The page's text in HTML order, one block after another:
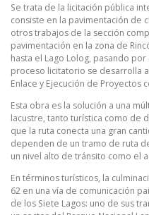
Se trata de la licitación pública
consiste en la pavimentación de
otros trabajos de la sección
pavimentación en la zona de
hasta el Lago Lolog, pasando
proceso licitatorio se desarrolla
Enlace y Ejecución de Proyectos
Esta obra es la solución a una
lacustre, tanto turística como de
que la ruta conecta una gran
dependen de un tramo de ruta
un nivel alto de tránsito como el
En términos turísticos, la
62 en una vía de comunicación
de los Siete Lagos: uno de sus